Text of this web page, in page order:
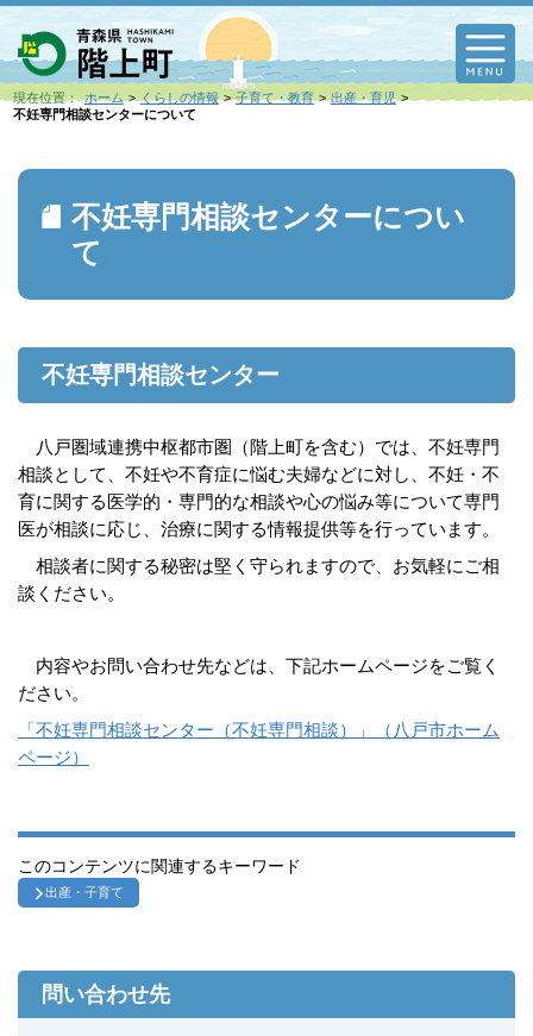
現在位置： ホーム くらしの情報 子育て・教育
出産・育児
不妊専門相談センターについて
不妊専門相談センターについ
て
不妊専門相談センター
八戸圏域連携中枢都市圏（階上町を含む）では、不妊専門
相談として、不妊や不育症に悩む夫婦などに対し、不妊・不
育に関する医学的・専門的な相談や心の悩み等について専門
医が相談に応じ、治療に関する情報提供等を行っています。
相談者に関する秘密は堅く守られますので、お気軽にご相
談ください。
内容やお問い合わせ先などは、下記ホームページをご覧く
ださい。
「不妊専門相談センター（不妊専門相談）」（八戸市ホーム
ページ）
このコンテンツに関連するキーワード
出産・子育て
問い合わせ先